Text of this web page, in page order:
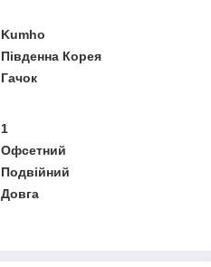
Kumho
Південна Корея
Гачок
1
Офсетний
Подвійний
Довга